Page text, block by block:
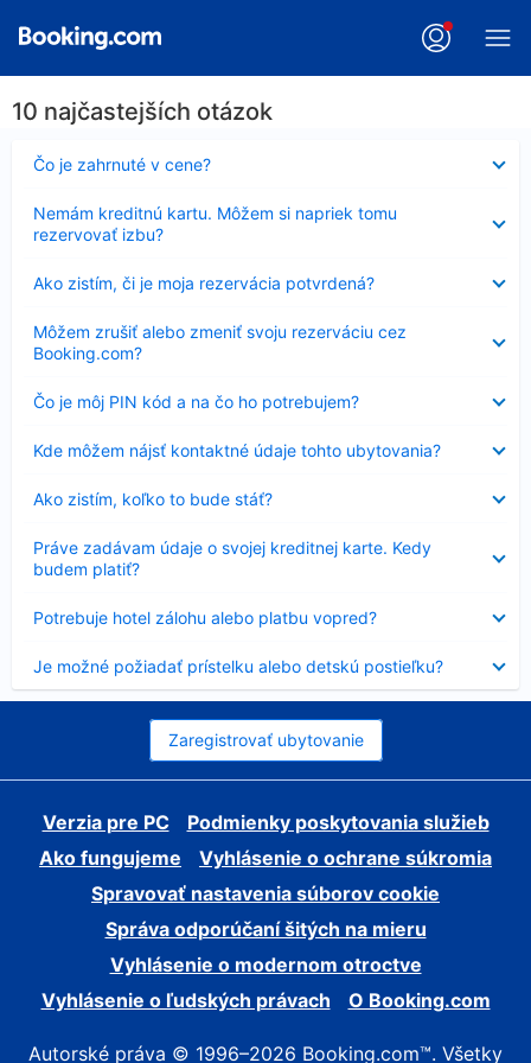
10 najčastejších otázok
Čo je zahrnuté v cene?
Nezobrazuje
sa
Nemám kreditnú kartu. Môžem si napriek tomu
rezervovať izbu?
sa
Ako zistím, či je moja rezervácia potvrdená?
sa
Môžem zrušiť alebo zmeniť svoju rezerváciu cez
Booking.com?
sa
Čo je môj PIN kód a na čo ho potrebujem?
Nezobrazuje
sa
Kde môžem nájsť kontaktné údaje tohto ubytovania?
sa
Ako zistím, koľko to bude stáť?
sa
Práve zadávam údaje o svojej kreditnej karte. Kedy
budem platiť?
sa
Potrebuje hotel zálohu alebo platbu vopred?
sa
Je možné požiadať prístelku alebo detskú postieľku?
sa
Zaregistrovať ubytovanie
Verzia pre PC
Podmienky poskytovania služieb
Ako fungujeme
Vyhlásenie o ochrane súkromia
Spravovať nastavenia súborov cookie
Správa odporúčaní šitých na mieru
Vyhlásenie o modernom otroctve
Vyhlásenie o ľudských právach
O Booking.com
Autorské práva © 1996–2026 Booking.com™. Všetky